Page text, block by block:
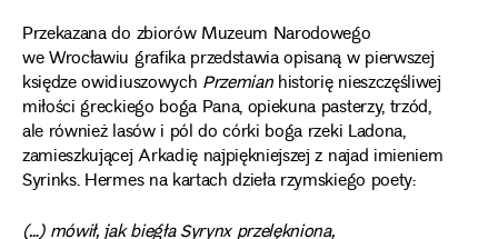
Przekazana do zbiorów Muzeum Narodowego
we Wrocławiu grafika przedstawia opisaną w pierwszej
księdze owidiuszowych Przemianhistorię nieszczęśliwej
miłości greckiego boga Pana, opiekuna pasterzy, trzód,
ale również lasów i pól do córki boga rzeki Ladona,
zamieszkującej Arkadię najpiękniejszej z najad imieniem
Syrinks. Hermes na kartach dzieła rzymskiego poety:
(…) mówił, jak biegła Syrynx przelękniona,